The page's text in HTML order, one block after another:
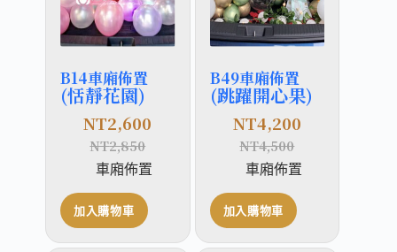
B14車廂佈置
(恬靜花園)
NT2,850
NT2,600
車廂佈置
加入購物車
B49車廂佈置
(跳躍開心果)
NT4,500
NT4,200
車廂佈置
加入購物車